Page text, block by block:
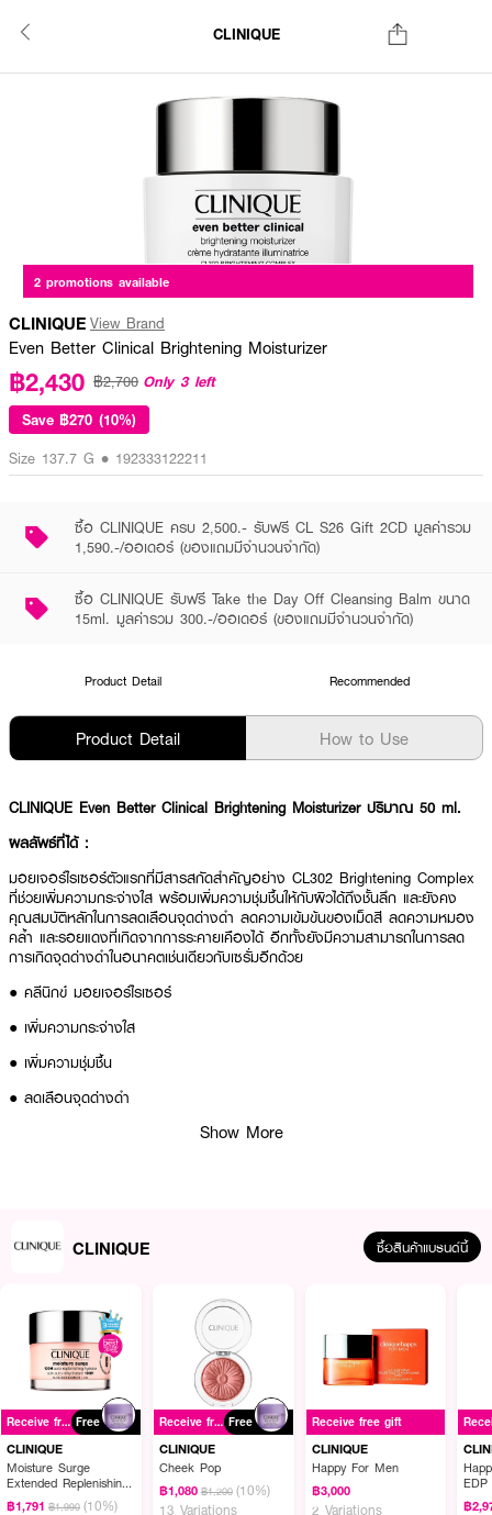
CLINIQUE
2 promotions available
CLINIQUE View Brand
Even Better Clinical Brightening Moisturizer
฿2,430 ฿2,700 Only 3 left
Save ฿270 (10%)
Size 137.7 G • 192333122211
ซื้อ CLINIQUE ครบ 2,500.- รับฟรี CL S26 Gift 2CD มูลค่ารวม
1,590.-/ออเดอร์ (ของแถมมีจำนวนจำกัด)
ซื้อ CLINIQUE รับฟรี Take the Day Off Cleansing Balm ขนาด
15ml. มูลค่ารวม 300.-/ออเดอร์ (ของแถมมีจำนวนจำกัด)
Product Detail Recommended
Product Detail How to Use
CLINIQUE Even Better Clinical Brightening Moisturizer ปริมาณ 50 ml.
ผลลัพธ์ที่ได้ :
มอยเจอร์ไรเซอร์ตัวแรกที่มีสารสกัดสำคัญอย่าง CL302 Brightening Complex
ที่ช่วยเพิ่มความกระจ่างใส พร้อมเพิ่มความชุ่มชื้นให้กับผิวได้ถึงชั้นลึก และยังคง
คุณสมบัติหลักในการลดเลือนจุดด่างดำ ลดความเข้มข้นของเม็ดสี ลดความหมอง
คล้ำ และรอยแดงที่เกิดจากการระคายเคืองได้ อีกทั้งยังมีความสามารถในการลด
การเกิดจุดด่างดำในอนาคตเช่นเดียวกับเซรั่มอีกด้วย
● คลีนิกข์ มอยเจอร์ไรเซอร์
● เพิ่มความกระจ่างใส
● เพิ่มความชุ่มชื้น
● ลดเลือนจุดด่างดำ
● ปริมาณ 50 ml.
ใช้ผลิตภัณฑ์วันละ 2 ครั้ง หลังการใช้ EvenBetter Clinical Dark Spot
Corrector หรือระบบดูแลผิว 3ขั้นตอนที่เหมาะกับผิว โดยทาผลิตภัณฑ์ให้ทั่วทั้ง
ใบหน้าหลีกเลี่ยงบริเวณรอบดวงตาจากนั้นจึงทา Even Better City BlockAnti-
Pollution SPF 40/PA+++ เพื่อปกป้องผิวจากแสงแดดในเวลาเช้า
Show More
CLINIQUE ซื้อสินค้าแบรนด์นี้
Receive free gift Free
CLINIQUE
Moisture Surge
Extended Replenishing
Hydrator
฿1,791 ฿1,990 (10%)
Receive free gift Free
CLINIQUE
Cheek Pop
฿1,080 ฿1,200 (10%)
13 Variations
Receive free gift
CLINIQUE
Happy For Men
฿3,000
2 Variations
EDP
฿